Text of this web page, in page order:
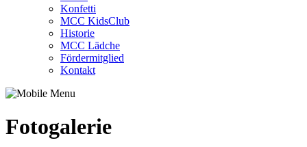
Konfetti
MCC KidsClub
Historie
MCC Lädche
Fördermitglied
Kontakt
Fotogalerie